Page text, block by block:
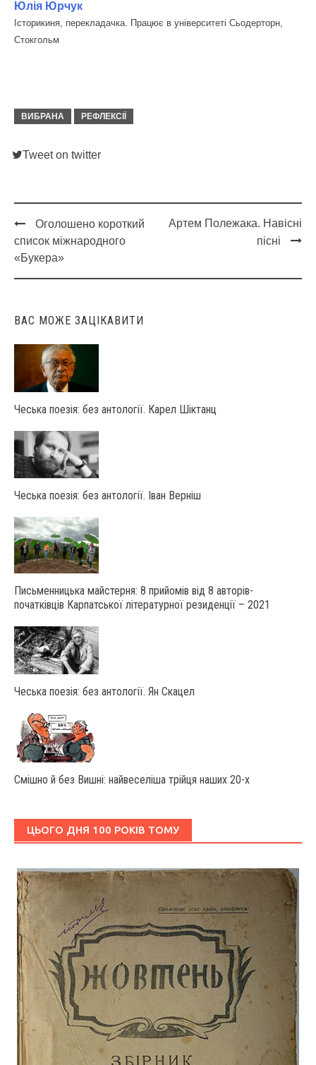
Юлія Юрчук
Історикиня, перекладачка. Працює в університеті Сьодерторн,
Стокгольм
ВИБРАНА РЕФЛЕКСІЇ
Tweet on twitter
Post
navigation
Оголошено короткий
список міжнародного
«Букера»
Артем Полежака. Навісні
пісні
ВАС МОЖЕ ЗАЦІКАВИТИ
Чеська поезія: без антології. Карел Шіктанц
Чеська поезія: без антології. Іван Верніш
Письменницька майстерня: 8 прийомів від 8 авторів-
початківців Карпатської літературної резиденції – 2021
Чеська поезія: без антології. Ян Скацел
Смішно й без Вишні: найвеселіша трійця наших 20-х
ЦЬОГО ДНЯ 100 РОКІВ ТОМУ